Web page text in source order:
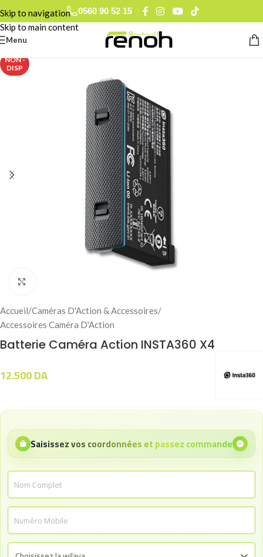
Skip to navigation
Skip to main content
0560 90 52 15
Menu
NON -
DISP
Accueil/Caméras D'Action & Accessoires/
Accessoires Caméra D'Action
Batterie Caméra Action INSTA360 X4
12.500DA
Saisissez vos coordonnées et passez commande